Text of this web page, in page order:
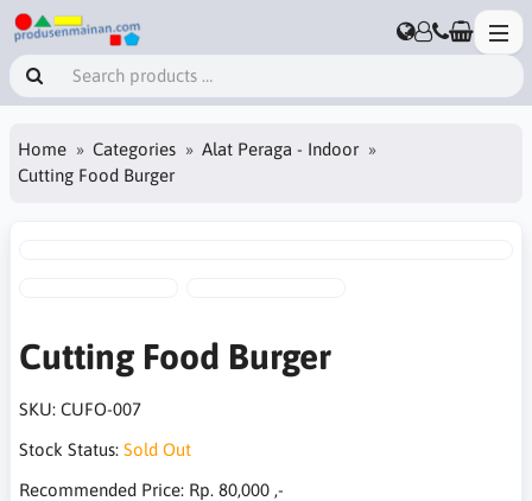
Home Categories
Alat Peraga - Indoor
Cutting Food Burger
Cutting Food Burger
SKU: CUFO-007
Stock Status: Sold Out
Recommended Price: Rp. 80,000 ,-